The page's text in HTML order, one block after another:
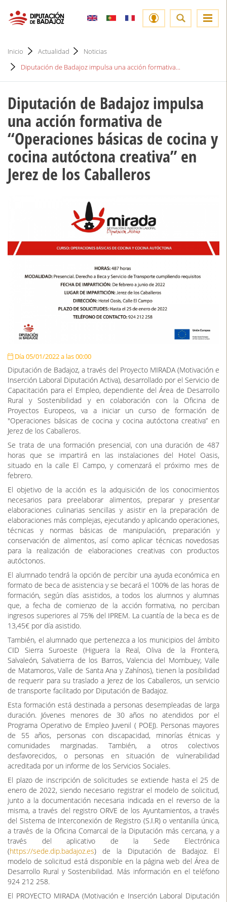
Inicio Actualidad
Noticias
Diputación de Badajoz impulsa una acción formativa...
Diputación de Badajoz impulsa
una acción formativa de
‘‘Operaciones básicas de cocina y
cocina autóctona creativa” en
Jerez de los Caballeros
Día 05/01/2022 a las 00:00
Diputación de Badajoz, a través del Proyecto MIRADA (Motivación e
Inserción Laboral Diputación Activa), desarrollado por el Servicio de
Capacitación para el Empleo, dependiente del Área de Desarrollo
Rural y Sostenibilidad y en colaboración con la Oficina de
Proyectos Europeos, va a iniciar un curso de formación de
"Operaciones básicas de cocina y cocina autóctona creativa” en
Jerez de los Caballeros.
Se trata de una formación presencial, con una duración de 487
horas que se impartirá en las instalaciones del Hotel Oasis,
situado en la calle El Campo, y comenzará el próximo mes de
febrero.
El objetivo de la acción es la adquisición de los conocimientos
necesarios para preelaborar alimentos, preparar y presentar
elaboraciones culinarias sencillas y asistir en la preparación de
elaboraciones más complejas, ejecutando y aplicando operaciones,
técnicas y normas básicas de manipulación, preparación y
conservación de alimentos, así como aplicar técnicas novedosas
para la realización de elaboraciones creativas con productos
autóctonos.
El alumnado tendrá la opción de percibir una ayuda económica en
formato de beca de asistencia y se becará el 100% de las horas de
formación, según días asistidos, a todos los alumnos y alumnas
que, a fecha de comienzo de la acción formativa, no perciban
ingresos superiores al 75% del IPREM. La cuantía de la beca es de
13,45€ por día asistido.
También, el alumnado que pertenezca a los municipios del ámbito
CID Sierra Suroeste (Higuera la Real, Oliva de la Frontera,
Salvaleón, Salvatierra de los Barros, Valencia del Mombuey, Valle
de Matamoros, Valle de Santa Ana y Zahínos), tienen la posibilidad
de requerir para su traslado a Jerez de los Caballeros, un servicio
de transporte facilitado por Diputación de Badajoz.
Esta formación está destinada a personas desempleadas de larga
duración. Jóvenes menores de 30 años no atendidos por el
Programa Operativo de Empleo Juvenil ( POEJ). Personas mayores
de 55 años, personas con discapacidad, minorías étnicas y
comunidades marginadas. También, a otros colectivos
desfavorecidos, o personas en situación de vulnerabilidad
acreditada por un informe de los Servicios Sociales.
El plazo de inscripción de solicitudes se extiende hasta el 25 de
enero de 2022, siendo necesario registrar el modelo de solicitud,
junto a la documentación necesaria indicada en el reverso de la
misma, a través del registro ORVE de los Ayuntamientos, a través
del Sistema de Interconexión de Registro (S.I.R) o ventanilla única,
a través de la Oficina Comarcal de la Diputación más cercana, y a
través del aplicativo de la Sede Electrónica
(https://sede.dip.badajoz.es) de la Diputación de Badajoz. El
modelo de solicitud está disponible en la página web del Área de
Desarrollo Rural y Sostenibilidad. Más información en el teléfono
924 212 258.
El PROYECTO MIRADA (Motivación e Inserción Laboral Diputación